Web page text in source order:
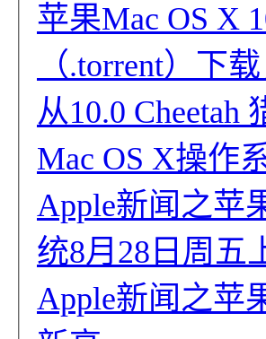
苹果Mac OS X
（.torrent）下
从10.0 Cheetah
Mac OS X操作
Apple新闻之苹
统8月28日周五
Apple新闻之苹